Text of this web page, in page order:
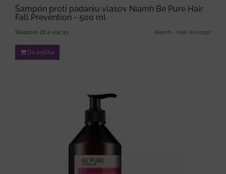
Šampón proti padaniu vlasov Niamh Be Pure Hair
Fall Prevention - 500 ml
Niamh - Hair Koncept
Skladom 20 a viac ks
Do košíka